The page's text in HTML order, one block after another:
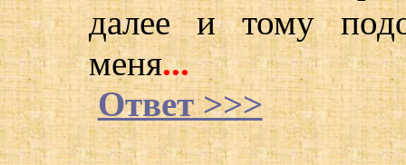
далее и тому
меня...
Ответ >>>